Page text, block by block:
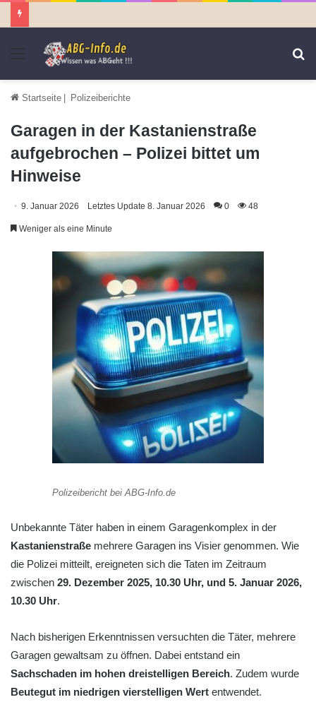
Menü
Startseite | Polizeiberichte
Garagen in der Kastanienstraße
aufgebrochen – Polizei bittet um
Hinweise
9. Januar 2026 Letztes Update 8. Januar 2026 0 48
Weniger als eine Minute
Polizeibericht bei ABG-Info.de
Unbekannte Täter haben in einem Garagenkomplex in der
Kastanienstraße mehrere Garagen ins Visier genommen. Wie
die Polizei mitteilt, ereigneten sich die Taten im Zeitraum
zwischen 29. Dezember 2025, 10.30 Uhr, und 5. Januar 2026,
10.30 Uhr.
Nach bisherigen Erkenntnissen versuchten die Täter, mehrere
Garagen gewaltsam zu öffnen. Dabei entstand ein
Sachschaden im hohen dreistelligen Bereich. Zudem wurde
Beutegut im niedrigen vierstelligen Wert entwendet.